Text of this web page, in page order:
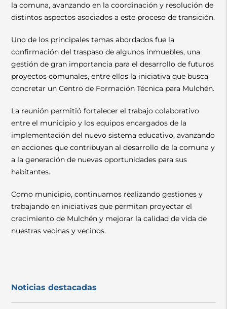
la comuna, avanzando en la coordinación y resolución de
distintos aspectos asociados a este proceso de transición.
Uno de los principales temas abordados fue la
confirmación del traspaso de algunos inmuebles, una
gestión de gran importancia para el desarrollo de futuros
proyectos comunales, entre ellos la iniciativa que busca
concretar un Centro de Formación Técnica para Mulchén.
La reunión permitió fortalecer el trabajo colaborativo
entre el municipio y los equipos encargados de la
implementación del nuevo sistema educativo, avanzando
en acciones que contribuyan al desarrollo de la comuna y
a la generación de nuevas oportunidades para sus
habitantes.
Como municipio, continuamos realizando gestiones y
trabajando en iniciativas que permitan proyectar el
crecimiento de Mulchén y mejorar la calidad de vida de
nuestras vecinas y vecinos.
Noticias destacadas